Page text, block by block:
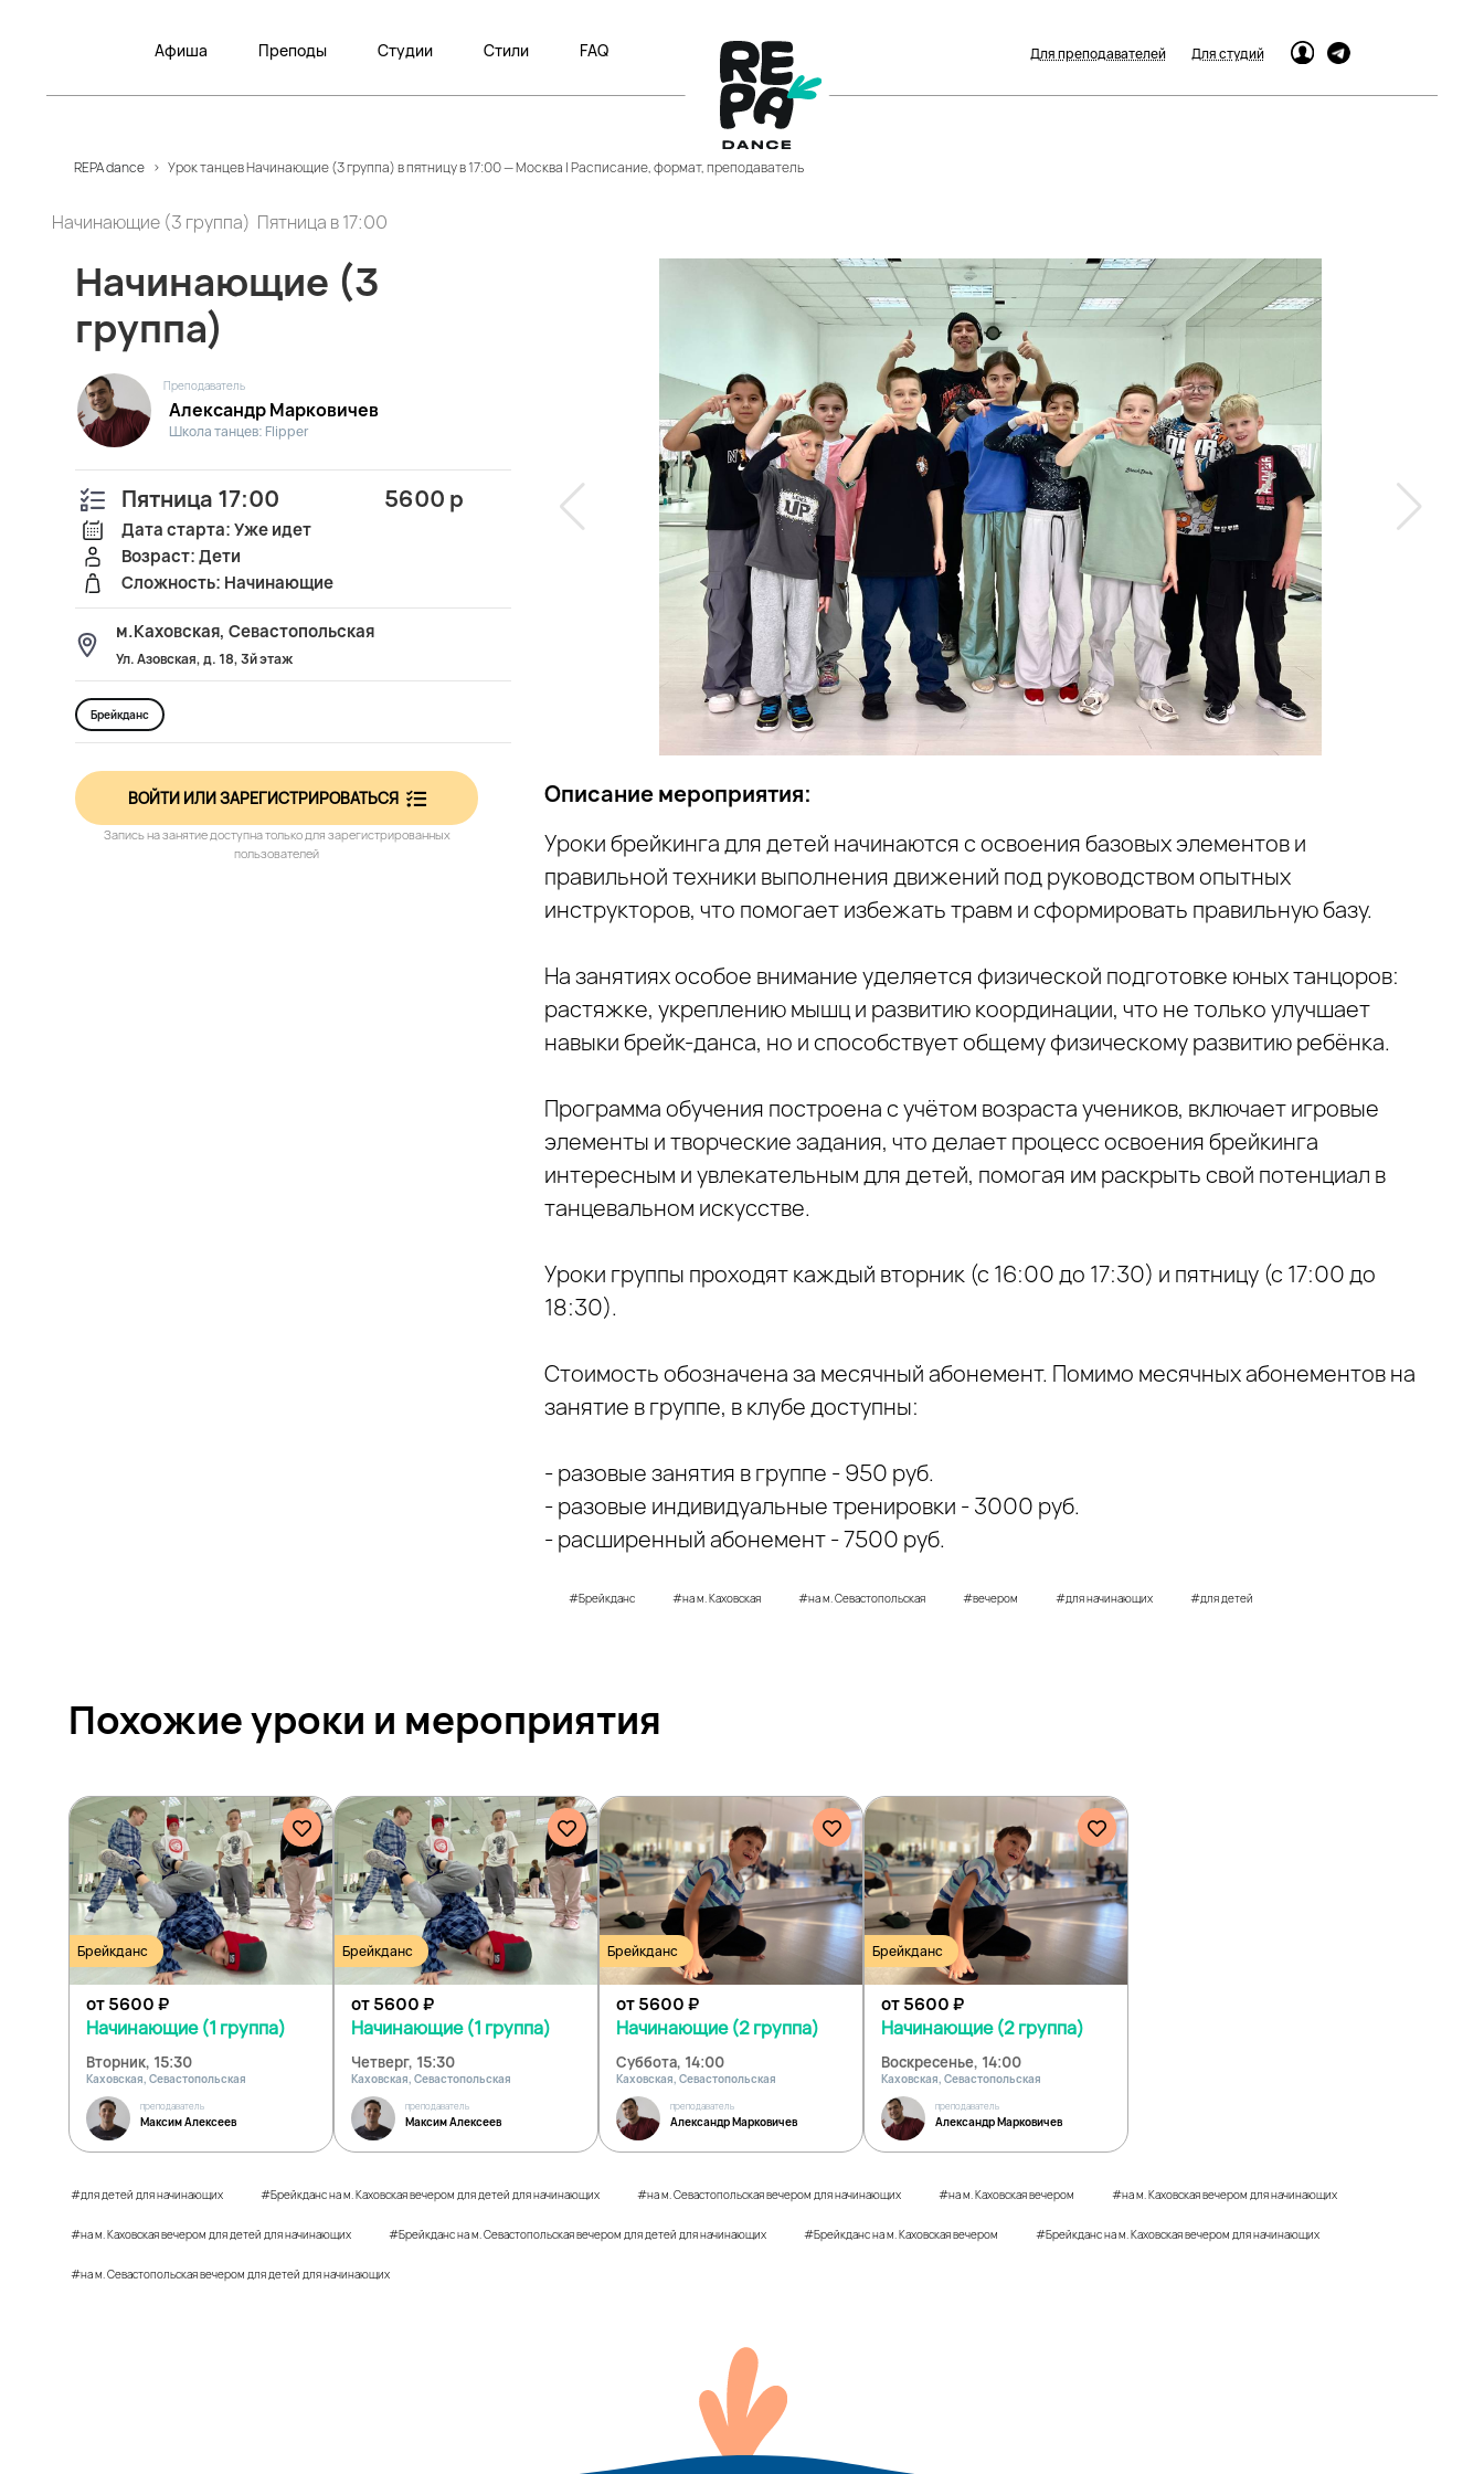
Афиша Преподы Студии Стили FAQ Для преподавателей Для студий
REPA dance > Урок танцев Начинающие (3 группа) в пятницу в 17:00 — Москва | Расписание, формат, преподаватель
Начинающие (3 группа) Пятница в 17:00
Начинающие (3
группа)
Преподаватель
Александр Марковичев
Школа танцев: Flipper
Пятница 17:00 5600 р
Дата старта: Уже идет
Возраст: Дети
Сложность: Начинающие
м.Каховская, Севастопольская
Ул. Азовская, д. 18, 3й этаж
Брейкданс
ВОЙТИ ИЛИ ЗАРЕГИСТРИРОВАТЬСЯ
Запись на занятие доступна только для зарегистрированных
пользователей
Описание мероприятия:
Уроки брейкинга для детей начинаются с освоения базовых элементов и
правильной техники выполнения движений под руководством опытных
инструкторов, что помогает избежать травм и сформировать правильную базу.
На занятиях особое внимание уделяется физической подготовке юных танцоров:
растяжке, укреплению мышц и развитию координации, что не только улучшает
навыки брейк-данса, но и способствует общему физическому развитию ребёнка.
Программа обучения построена с учётом возраста учеников, включает игровые
элементы и творческие задания, что делает процесс освоения брейкинга
интересным и увлекательным для детей, помогая им раскрыть свой потенциал в
танцевальном искусстве.
Уроки группы проходят каждый вторник (с 16:00 до 17:30) и пятницу (с 17:00 до
18:30).
Стоимость обозначена за месячный абонемент. Помимо месячных абонементов на
занятие в группе, в клубе доступны:
- разовые занятия в группе - 950 руб.
- разовые индивидуальные тренировки - 3000 руб.
- расширенный абонемент - 7500 руб.
#Брейкданс #на м. Каховская #на м. Севастопольская #вечером #для начинающих #для детей
Похожие уроки и мероприятия
Брейкданс
от 5600₽
Начинающие (1 группа)
Вторник, 15:30
Каховская, Севастопольская
преподаватель
Максим Алексеев
Брейкданс
от 5600₽
Начинающие (1 группа)
Четверг, 15:30
Каховская, Севастопольская
преподаватель
Максим Алексеев
Брейкданс
от 5600₽
Начинающие (2 группа)
Суббота, 14:00
Каховская, Севастопольская
преподаватель
Александр Марковичев
Брейкданс
от 5600₽
Начинающие (2 группа)
Воскресенье, 14:00
Каховская, Севастопольская
преподаватель
Александр Марковичев
#для детей для начинающих #Брейкданс на м. Каховская вечером для детей для начинающих #на м. Севастопольская вечером для начинающих #на м. Каховская вечером #на м. Каховская вечером для начинающих
#на м. Каховская вечером для детей для начинающих #Брейкданс на м. Севастопольская вечером для детей для начинающих #Брейкданс на м. Каховская вечером #Брейкданс на м. Каховская вечером для начинающих
#на м. Севастопольская вечером для детей для начинающих